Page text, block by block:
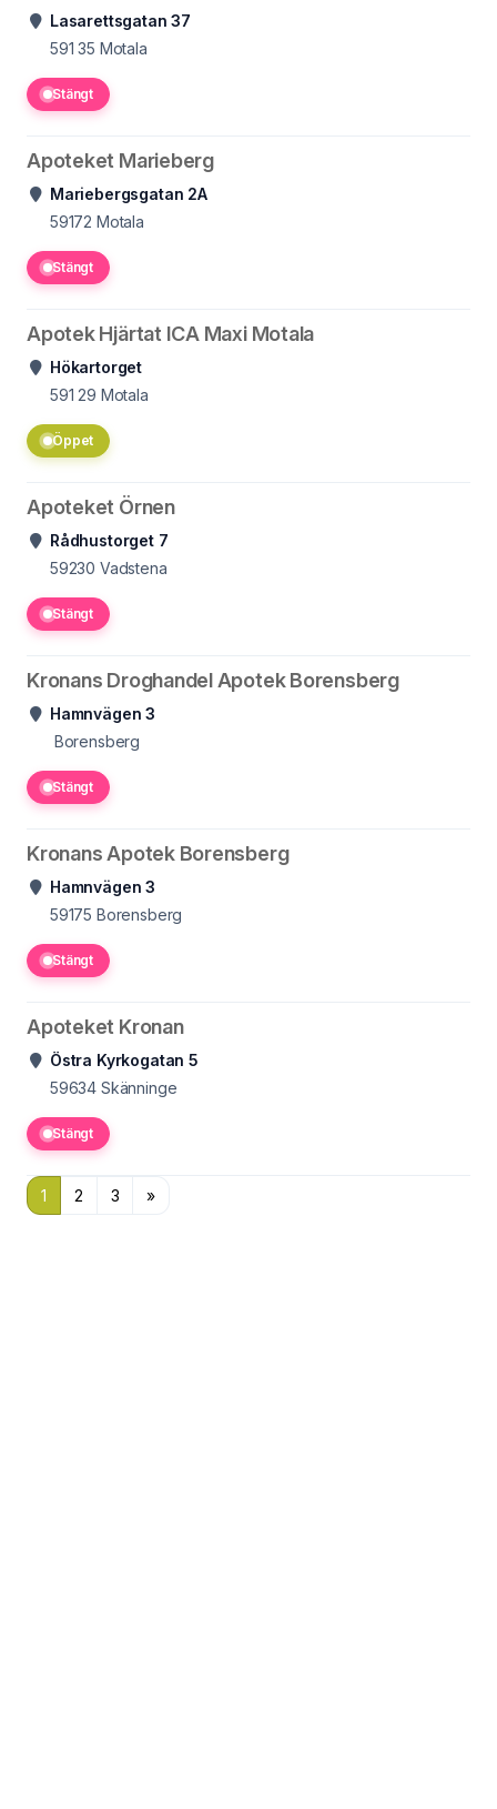
Lasarettsgatan 37
591 35 Motala
Stängt
Apoteket Marieberg
Mariebergsgatan 2A
59172 Motala
Stängt
Apotek Hjärtat ICA Maxi Motala
Hökartorget
591 29 Motala
Öppet
Apoteket Örnen
Rådhustorget 7
59230 Vadstena
Stängt
Kronans Droghandel Apotek Borensberg
Hamnvägen 3
Borensberg
Stängt
Kronans Apotek Borensberg
Hamnvägen 3
59175 Borensberg
Stängt
Apoteket Kronan
Östra Kyrkogatan 5
59634 Skänninge
Stängt
1 2 3 »